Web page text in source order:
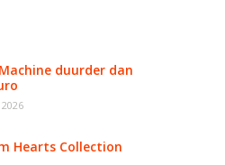
duurder dan
2026
Hearts Collection